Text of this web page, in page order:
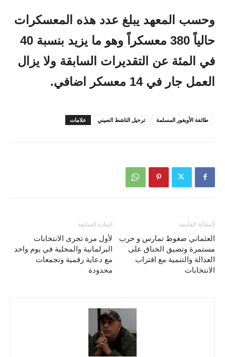
وحسب المعهد يبلغ عدد هذه المعسكرات
حالياً 380 معسكراً وهو ما يزيد بنسبة 40
في المئة عن التقديرات السابقة ولا يزال
العمل جار في 14 معسكر اضافي.
علامات ترحيل الناشط الصيني طائفة الأويغور المسلمة
المادة السابقة
لأول مرة تجرى الانتخابات
البرلمانية والمحلية في يوم واحد
مع دعاية رقمية وتجمعات
محدودة
المقالة القادمة
العثماني ضغوط تمارس و حرب
مستمرة وتضيق الخناق على
العدالة والتنمية مع اقتراب
الانتخابات